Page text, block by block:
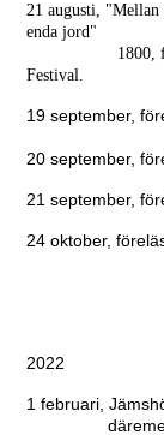
21 augusti, "Mellan
enda jord"
1800,
Festival.
19 september,
20 september,
21 september,
24 oktober,
2022
1 februari,